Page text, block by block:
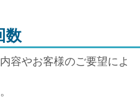
数
容やお客様のご要望によ